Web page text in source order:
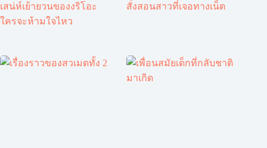
เสน่ห์เย้ายวนของงริโอะ
ใครจะห้ามใจไหว
สั่งสอนสาวที่เจอทางเน็ต